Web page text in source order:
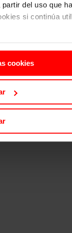
del uso que
si continúa
cookies